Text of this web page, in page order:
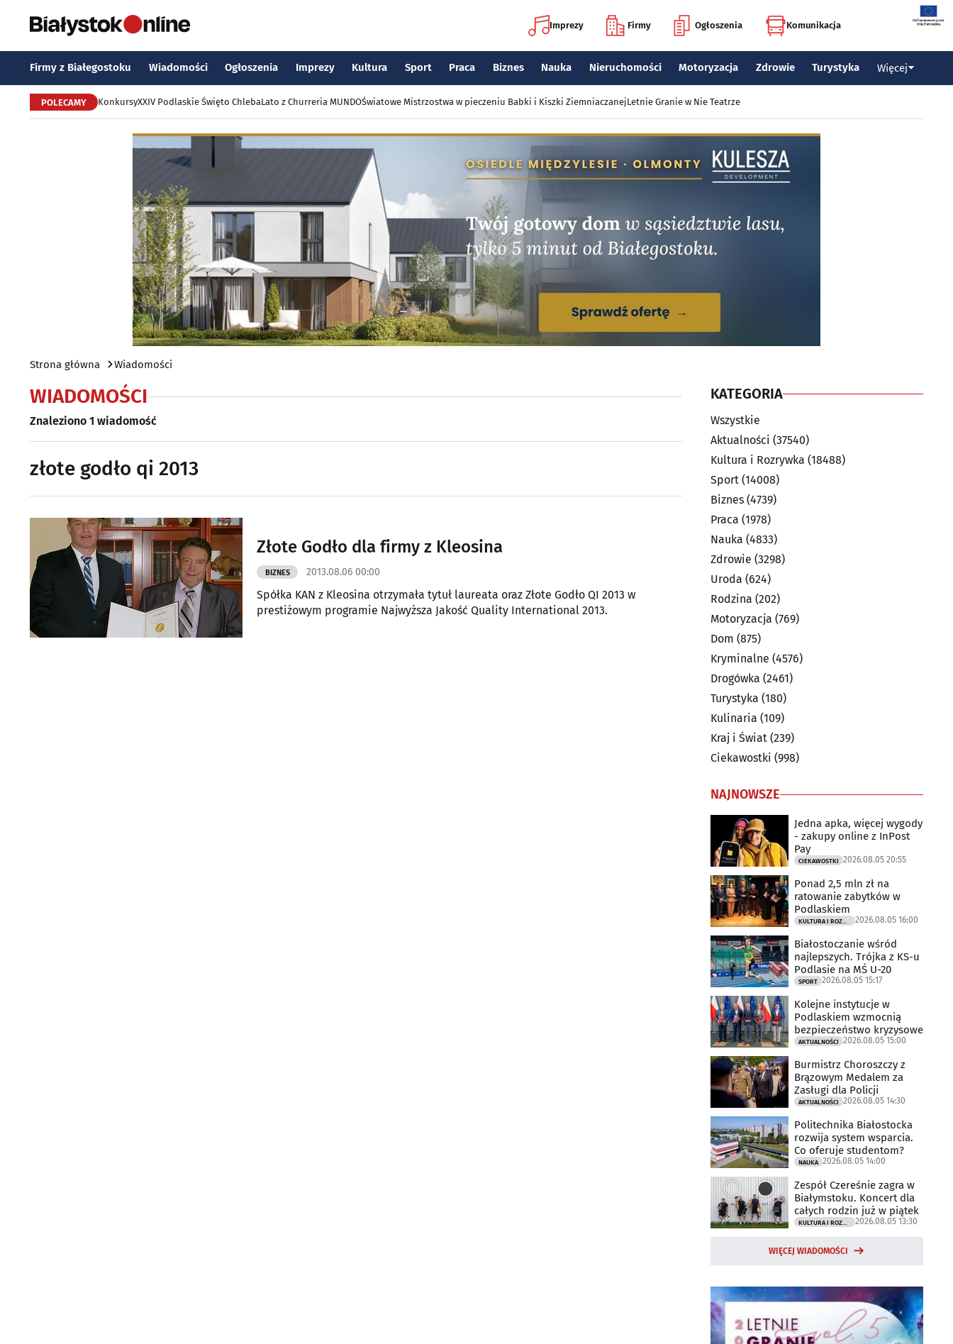
Imprezy Firmy Ogłoszenia Komunikacja
Firmy z Białegostoku Wiadomości Ogłoszenia Imprezy Kultura Sport Praca Biznes Nauka Nieruchomości Motoryzacja Zdrowie Turystyka Więcej
POLECAMY KonkursyXXIV Podlaskie Święto ChlebaLato z Churreria MUNDOŚwiatowe Mistrzostwa w pieczeniu Babki i Kiszki ZiemniaczanejLetnie Granie w Nie Teatrze
Strona główna Wiadomości
WIADOMOŚCI
Znaleziono 1 wiadomość
złote godło qi 2013
Złote Godło dla firmy z Kleosina
BIZNES 2013.08.06 00:00
Spółka KAN z Kleosina otrzymała tytuł laureata oraz Złote Godło QI 2013 w
prestiżowym programie Najwyższa Jakość Quality International 2013.
KATEGORIA
Wszystkie
Aktualności (37540)
Kultura i Rozrywka (18488)
Sport (14008)
Biznes (4739)
Praca (1978)
Nauka (4833)
Zdrowie (3298)
Uroda (624)
Rodzina (202)
Motoryzacja (769)
Dom (875)
Kryminalne (4576)
Drogówka (2461)
Turystyka (180)
Kulinaria (109)
Kraj i Świat (239)
Ciekawostki (998)
NAJNOWSZE
Jedna apka, więcej wygody
- zakupy online z InPost
Pay
CIEKAWOSTKI 2026.08.05 20:55
Ponad 2,5 mln zł na
ratowanie zabytków w
Podlaskiem
2026.08.05 16:00
Białostoczanie wśród
najlepszych. Trójka z KS-u
Podlasie na MŚ U-20
SPORT 2026.08.05 15:17
Kolejne instytucje w
Podlaskiem wzmocnią
bezpieczeństwo kryzysowe
AKTUALNOŚCI 2026.08.05 15:00
Burmistrz Choroszczy z
Brązowym Medalem za
Zasługi dla Policji
AKTUALNOŚCI 2026.08.05 14:30
Politechnika Białostocka
rozwija system wsparcia.
Co oferuje studentom?
NAUKA 2026.08.05 14:00
Zespół Czereśnie zagra w
Białymstoku. Koncert dla
całych rodzin już w piątek
2026.08.05 13:30
WIĘCEJ WIADOMOŚCI